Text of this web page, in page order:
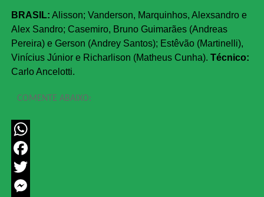
BRASIL: Alisson; Vanderson, Marquinhos, Alexsandro e
Alex Sandro; Casemiro, Bruno Guimarães (Andreas
Pereira) e Gerson (Andrey Santos); Estêvão (Martinelli),
Vinícius Júnior e Richarlison (Matheus Cunha). Técnico:
Carlo Ancelotti.
COMENTE ABAIXO:
WhatsApp
Facebook
Twitter